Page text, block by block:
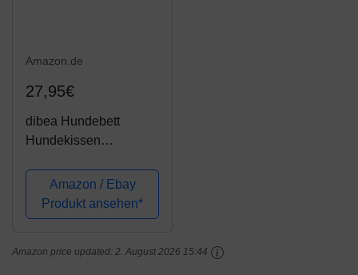
Amazon.de
27,95€
dibea Hundebett
Hundekissen
Wendekissen Größe L
Farbe grau/schwarz
Amazon / Ebay
Produkt ansehen*
Amazon price updated: 2. August 2026 15:44